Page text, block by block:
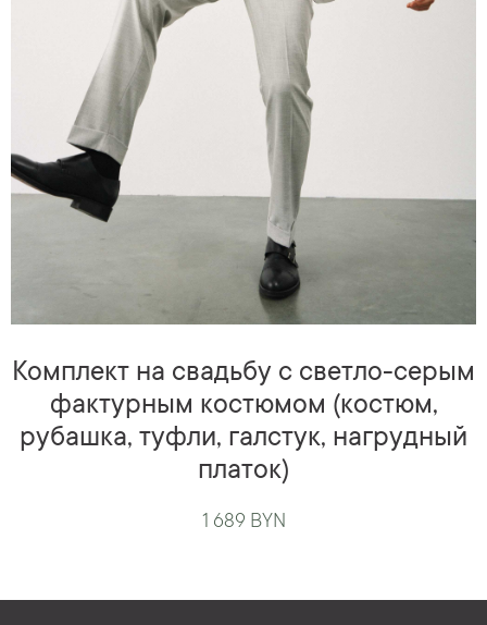
Комплект на свадьбу с светло-серым
фактурным костюмом (костюм,
рубашка, туфли, галстук, нагрудный
платок)
1 689 BYN